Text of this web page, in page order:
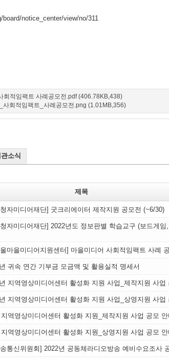
board/notice_center/view/no/311
회적임팩트 사례공모전.pdf (406.78KB,438)
사회적임팩트_사례공모전.png (1.01MB,356)
소식
제목
자미디어재단] 굿크리에이터 제작지원 공모전 (~6/30)
자미디어재단] 2022년도 정보판별 학습교구 (보드게임
마을미디어지원센터] 마을미디어 사회적임팩트 사례
귀속 연간 기부금 모금액 및 활용실적 명세서
지역영상미디어센터 활성화 지원 사업_제작지원 사업
지역영상미디어센터 활성화 지원 사업_상영지원 사업
지역영상미디어센터 활성화 지원_제작지원 사업 공모 안
지역영상미디어센터 활성화 지원_상영지원 사업 공모 안
통신위원회] 2022년 공동체라디오방송 예비수요조사